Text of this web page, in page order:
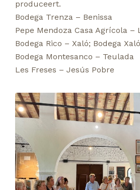
produceert.
Bodega Trenza – Benissa
Pepe Mendoza Casa Agrícola –
Bodega Rico – Xaló; Bodega
Bodega Montesanco – Teulada
Les Freses – Jesús Pobre